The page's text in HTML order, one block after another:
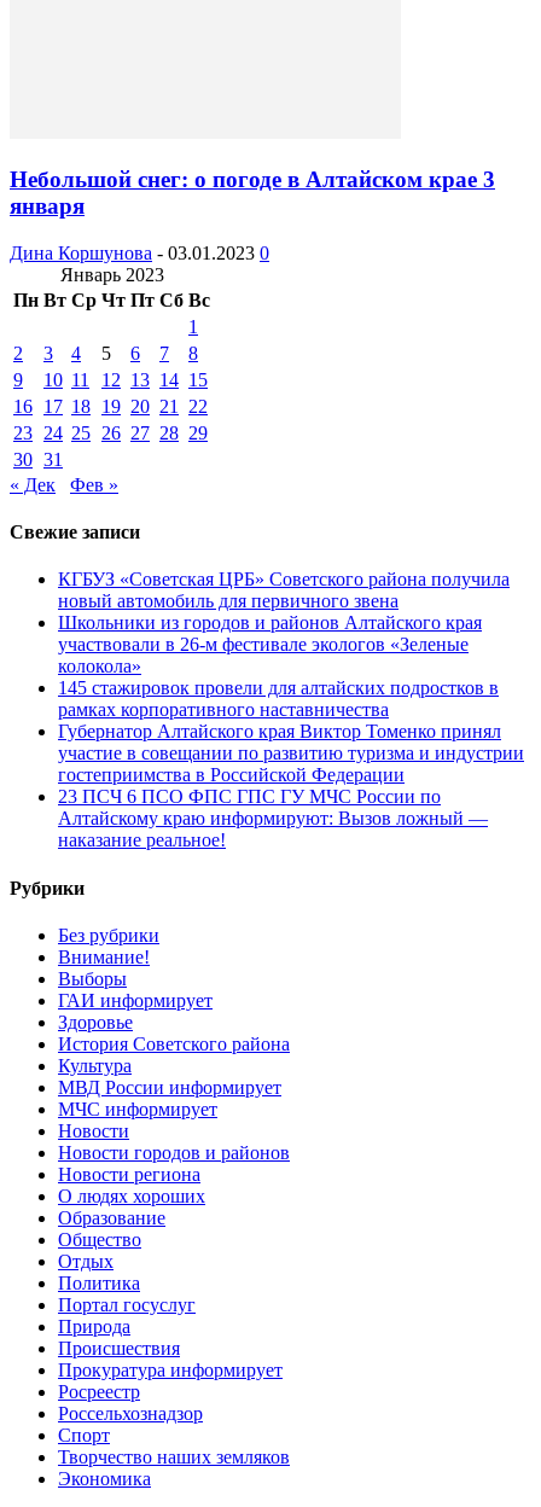
Небольшой снег: о погоде в Алтайском крае 3
января
Дина Коршунова - 03.01.2023 0
Январь 2023
Пн Вт Ср Чт Пт Сб Вс
1
2
3 4 5 6 7
8
9
10 11 12 13 14 15
16 17 18 19 20 21
22
23 24 25 26 27 28 29
30 31
« Дек
Фев »
Свежие записи
КГБУЗ «Советская ЦРБ» Советского района получила
новый автомобиль для первичного звена
Школьники из городов и районов Алтайского края
участвовали в 26-м фестивале экологов «Зеленые
колокола»
145 стажировок провели для алтайских подростков в
рамках корпоративного наставничества
Губернатор Алтайского края Виктор Томенко принял
участие в совещании по развитию туризма и индустрии
гостеприимства в Российской Федерации
23 ПСЧ 6 ПСО ФПС ГПС ГУ МЧС России по
Алтайскому краю информируют: Вызов ложный —
наказание реальное!
Рубрики
Без рубрики
Внимание!
Выборы
ГАИ информирует
Здоровье
История Советского района
Культура
МВД России информирует
МЧС информирует
Новости
Новости городов и районов
Новости региона
О людях хороших
Образование
Общество
Отдых
Политика
Портал госуслуг
Природа
Происшествия
Прокуратура информирует
Росреестр
Россельхознадзор
Спорт
Творчество наших земляков
Экономика